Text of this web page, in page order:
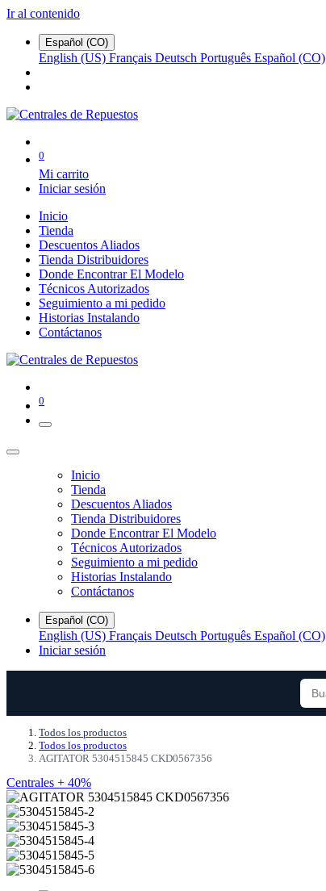
Ir al contenido
Español (CO)
English (US) Français Deutsch Português Español (CO)
0
Mi carrito
Iniciar sesión
Inicio
Tienda
Descuentos Aliados
Tienda Distribuidores
Donde Encontrar El Modelo
Técnicos Autorizados
Seguimiento a mi pedido
Historias Instalando
Contáctanos
0
Inicio
Tienda
Descuentos Aliados
Tienda Distribuidores
Donde Encontrar El Modelo
Técnicos Autorizados
Seguimiento a mi pedido
Historias Instalando
Contáctanos
Español (CO)
English (US) Français Deutsch Português Español (CO)
Iniciar sesión
Todos los productos
Todos los productos
AGITATOR 5304515845 CKD0567356
Centrales + 40%